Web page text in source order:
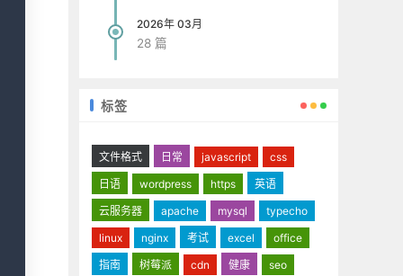
2026年 03月
28 篇
标签
文件格式 日常 javascript
css
日语
wordpress https
英语
云服务器
apache mysql
typecho
linux
nginx 考试 excel
office
指南
树莓派 cdn 健康
seo